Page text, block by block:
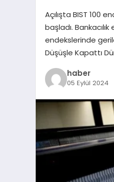
Açılışta BIST 100
başladı.
endekslerinde
Düşüşle Kapattı
haber
05 Eylül 2024